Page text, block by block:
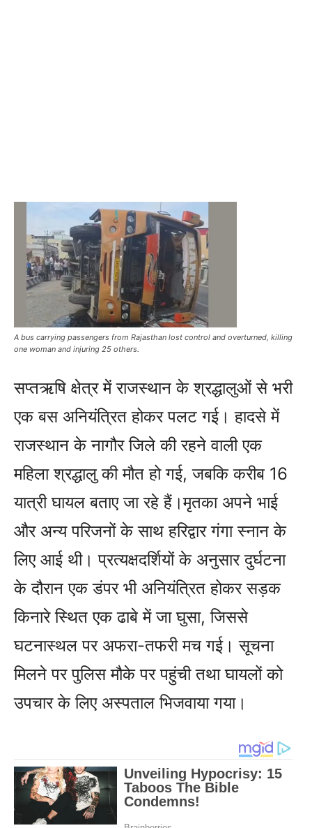
A bus carrying passengers from Rajasthan lost control and overturned, killing
one woman and injuring 25 others.
सप्तऋषि क्षेत्र में राजस्थान के श्रद्धालुओं से भरी
एक बस अनियंत्रित होकर पलट गई। हादसे में
राजस्थान के नागौर जिले की रहने वाली एक
महिला श्रद्धालु की मौत हो गई, जबकि करीब 16
यात्री घायल बताए जा रहे हैं।मृतका अपने भाई
और अन्य परिजनों के साथ हरिद्वार गंगा स्नान के
लिए आई थी। प्रत्यक्षदर्शियों के अनुसार दुर्घटना
के दौरान एक डंपर भी अनियंत्रित होकर सड़क
किनारे स्थित एक ढाबे में जा घुसा, जिससे
घटनास्थल पर अफरा-तफरी मच गई। सूचना
मिलने पर पुलिस मौके पर पहुंची तथा घायलों को
उपचार के लिए अस्पताल भिजवाया गया।